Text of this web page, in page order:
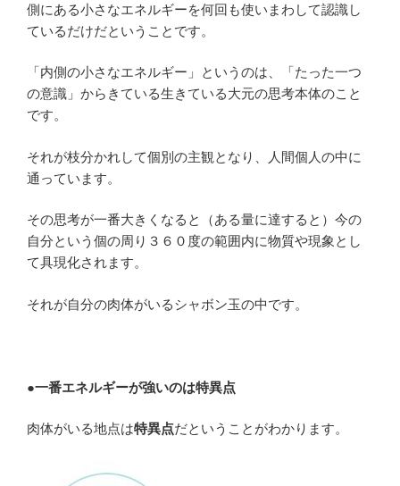
側にある小さなエネルギーを何回も使いまわして認識し
ているだけだということです。
「内側の小さなエネルギー」というのは、「たった一つ
の意識」からきている生きている大元の思考本体のこと
です。
それが枝分かれして個別の主観となり、人間個人の中に
通っています。
その思考が一番大きくなると（ある量に達すると）今の
自分という個の周り３６０度の範囲内に物質や現象とし
て具現化されます。
それが自分の肉体がいるシャボン玉の中です。
●一番エネルギーが強いのは特異点
肉体がいる地点は特異点だということがわかります。